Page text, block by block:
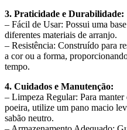
3. Praticidade e Durabilidade:
– Fácil de Usar: Possui uma
diferentes materiais de arranjo.
– Resistência: Construído para
a cor ou a forma,
tempo.
4. Cuidados e Manutenção:
– Limpeza Regular: Para
poeira, utilize um pano macio
sabão neutro.